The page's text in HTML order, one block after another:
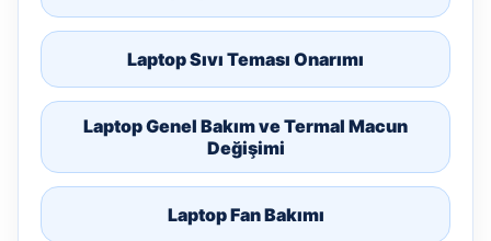
Laptop Sıvı Teması Onarımı
Laptop Genel Bakım ve Termal Macun
Değişimi
Laptop Fan Bakımı